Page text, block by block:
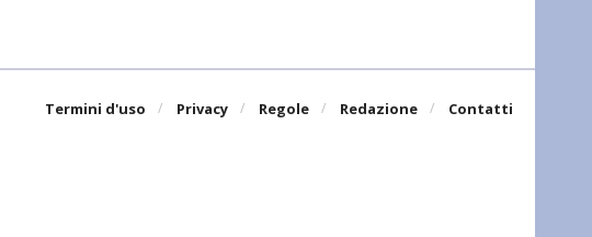
Termini d'uso Privacy Regole Redazione Contatti